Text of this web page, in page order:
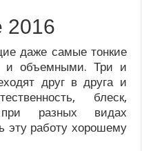
2016
даже самые тонкие
и объемными. Три и
друг в друга и
блеск,
разных видах
эту работу хорошему